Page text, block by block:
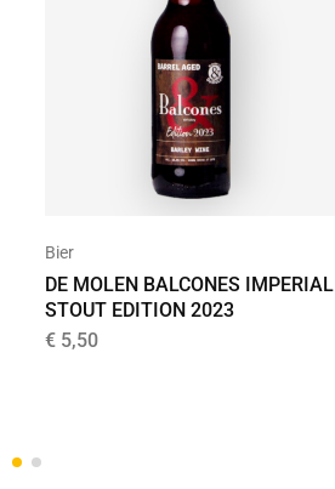
Bier
DE MOLEN BALCONES IMPERIAL
STOUT EDITION 2023
€ 5,50